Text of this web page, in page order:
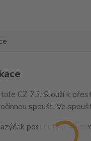
CZ 75. Slouží k
spoušť. Ve
posunutý o